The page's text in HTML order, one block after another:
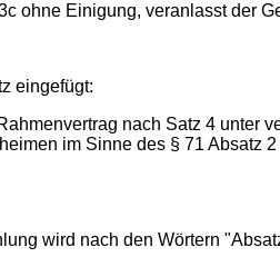
ohne Einigung, veranlasst der
eingefügt:
nach Satz 4 unter
im Sinne des § 71 Absatz
wird nach den Wörtern